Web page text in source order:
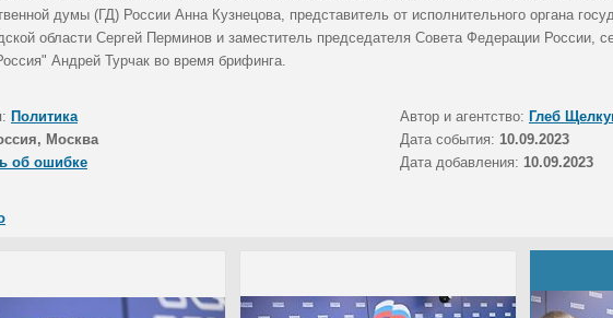
думы (ГД) России Анна Кузнецова, представитель от исполнительного органа
области Сергей Перминов и заместитель председателя Совета Федерации России,
Андрей Турчак во время брифинга.
Политика Автор и агентство: Глеб
Москва Дата события: 10.09.2023
об ошибке
Дата добавления: 10.09.2023